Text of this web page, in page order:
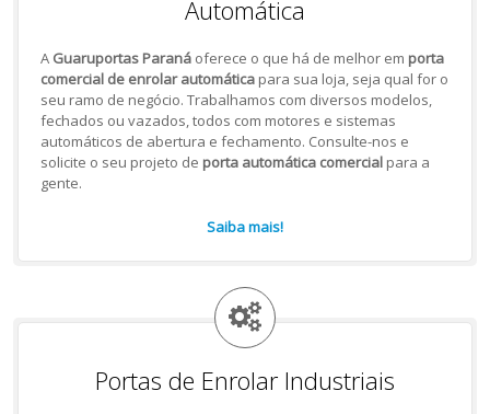
Automática
A Guaruportas Paranáoferece o que há de melhor em porta
comercial de enrolar automáticapara sua loja, seja qual for o
seu ramo de negócio. Trabalhamos com diversos modelos,
fechados ou vazados, todos com motores e sistemas
automáticos de abertura e fechamento. Consulte-nos e
solicite o seu projeto de porta automática comercialpara a
gente.
Saiba mais!
Portas de Enrolar Industriais